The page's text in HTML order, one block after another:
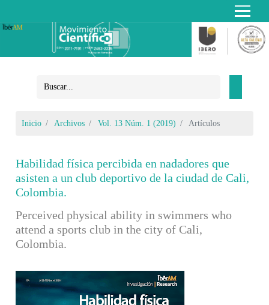
Inicio Archivos Vol. 13 Núm. 1 (2019) Artículos
Habilidad física percibida en nadadores que
asisten a un club deportivo de la ciudad de Cali,
Colombia.
Perceived physical ability in swimmers who
attend a sports club in the city of Cali,
Colombia.
Barra lateral del artículo